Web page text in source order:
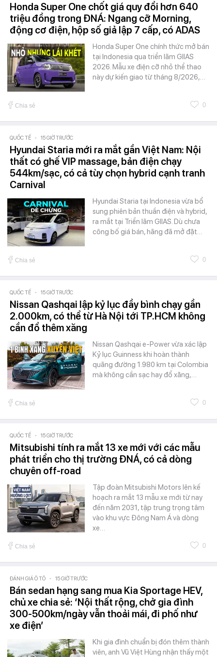
Honda Super One chốt giá quy đổi hơn 640
triệu đồng trong ĐNÁ: Ngang cỡ Morning,
động cơ điện, hộp số giả lập 7 cấp, có ADAS
Honda Super One chính thức mở bán
tại Indonesia qua triển lãm GIIAS
2026. Mẫu xe điện cỡ nhỏ thể thao
này dự kiến giao từ tháng 8/2026,…
Chia sẻ 0
QUỐC TẾ - 15 GIỜ TRƯỚC
Hyundai Staria mới ra mắt gần Việt Nam: Nội
thất có ghế VIP massage, bản điện chạy
544km/sạc, có cả tùy chọn hybrid cạnh tranh
Carnival
Hyundai Staria tại Indonesia vừa bổ
sung phiên bản thuần điện và hybrid,
ra mắt tại Triển lãm GIIAS. Dù chưa
công bố giá bán, hãng đã mở đặt…
Chia sẻ 0
QUỐC TẾ - 15 GIỜ TRƯỚC
Nissan Qashqai lập kỷ lục đầy bình chạy gần
2.000km, có thể từ Hà Nội tới TP.HCM không
cần đổ thêm xăng
Nissan Qashqai e-Power vừa xác lập
Kỷ lục Guinness khi hoàn thành
quãng đường 1.980 km tại Colombia
mà không cần sạc hay đổ xăng,…
Chia sẻ 0
QUỐC TẾ - 15 GIỜ TRƯỚC
Mitsubishi tính ra mắt 13 xe mới với các mẫu
phát triển cho thị trường ĐNÁ, có cả dòng
chuyên off-road
Tập đoàn Mitsubishi Motors lên kế
hoạch ra mắt 13 mẫu xe mới từ nay
đến năm 2031, tập trung trọng tâm
vào khu vực Đông Nam Á và dòng
xe…
Chia sẻ 0
ĐÁNH GIÁ Ô TÔ - 15 GIỜ TRƯỚC
Bán sedan hạng sang mua Kia Sportage HEV,
chủ xe chia sẻ: ‘Nội thất rộng, chở gia đình
300-500km/ngày vẫn thoải mái, đi phố như
xe điện’
Khi gia đình chuẩn bị đón thêm thành
viên, anh Vũ Việt Hùng nhận thấy một